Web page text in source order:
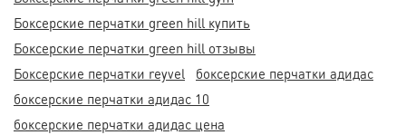
Боксерские перчатки green hill купить
Боксерские перчатки green hill отзывы
Боксерские перчатки reyvel
боксерские перчатки адидас
боксерские перчатки адидас 10
боксерские перчатки адидас цена